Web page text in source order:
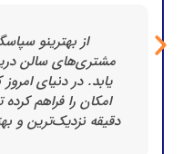
از بهترینو
مشتری‌های سالن
یابد. در دنیای
امکان را فراهم کرده
دقیقه نزدیک‌ترین و